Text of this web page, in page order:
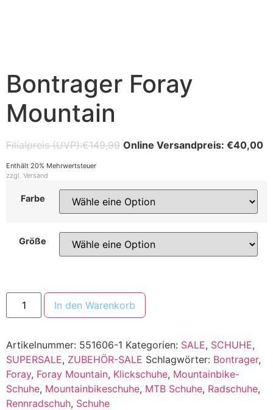
Bontrager Foray
Mountain
€149,99 €40,00
Enthält 20% Mehrwertsteuer
zzgl. Versand
Farbe
Größe
In den Warenkorb
Artikelnummer: 551606-1 Kategorien: SALE, SCHUHE,
SUPERSALE, ZUBEHÖR-SALE Schlagwörter: Bontrager,
Foray, Foray Mountain, Klickschuhe, Mountainbike-
Schuhe, Mountainbikeschuhe, MTB Schuhe, Radschuhe,
Rennradschuh, Schuhe